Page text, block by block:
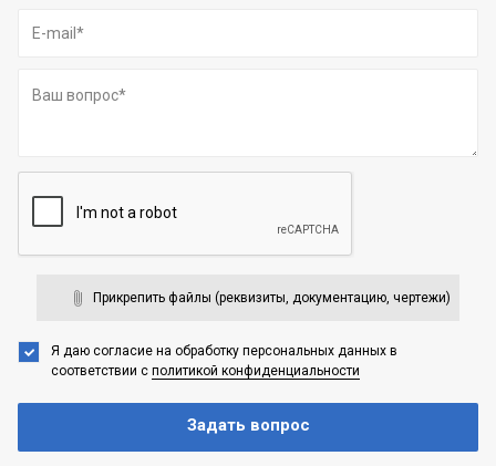
Прикрепить файлы (реквизиты, документацию, чертежи)
Я даю согласие на обработку персональных данных в
соответствии с политикой конфиденциальности